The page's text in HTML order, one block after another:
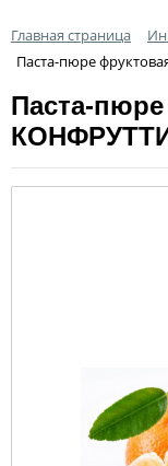
Главная страница
Паста-пюре
Паста-